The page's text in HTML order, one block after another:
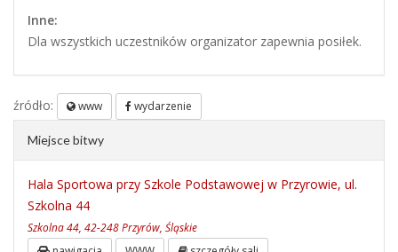
Inne:
Dla wszystkich uczestników organizator zapewnia posiłek.
źródło: www wydarzenie
Miejsce bitwy
Hala Sportowa przy Szkole Podstawowej w Przyrowie, ul.
Szkolna 44
Szkolna 44, 42-248 Przyrów, Śląskie